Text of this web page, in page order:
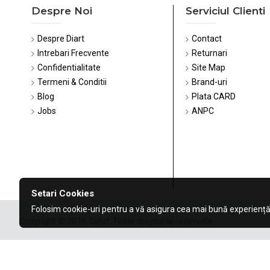
Despre Noi
Despre Diart
Intrebari Frecvente
Confidentialitate
Termeni & Conditii
Blog
Jobs
Serviciul Clienti
Contact
Returnari
Site Map
Brand-uri
Plata CARD
ANPC
Setari Cookies
Folosim cookie-uri pentru a vă asigura cea mai bună